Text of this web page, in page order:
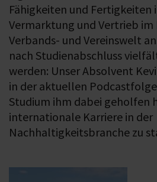
Fähigkeiten und Fertigkeiten
Vermarktung und Vertrieb
Verbands- und Vereinswelt
nach Studienabschluss
werden: Unser Absolvent
in der aktuellen
Studium ihm dabei geholfen
internationale Karriere in der
Nachhaltigkeitsbranche zu